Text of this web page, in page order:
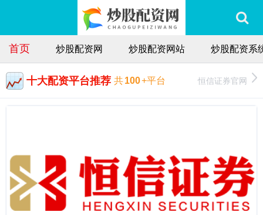
首页 炒股配资网 炒股配资网站 炒股配资系
十大配资平台推荐 共100+平台 恒信证券官网